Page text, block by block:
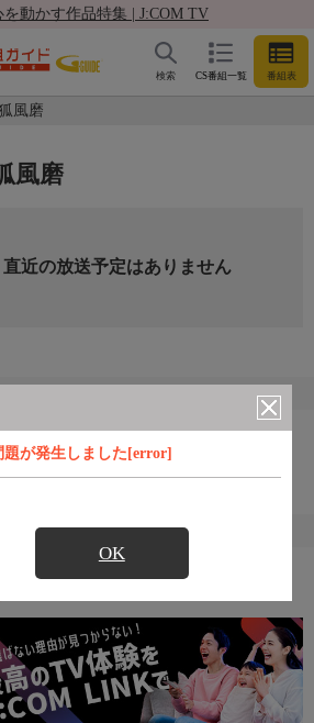
を動かす作品特集 | J:COM TV
CS番組一覧 番組表
検索
風磨
題が発生しました[error]
OK
風磨
直近の放送予定はありません
め番組
報